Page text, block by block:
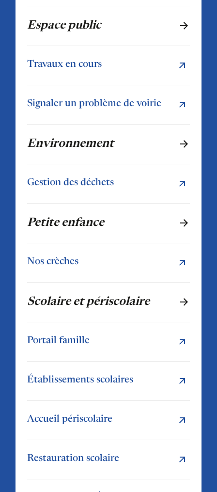
Espace public
Travaux en cours
Signaler un problème de voirie
Environnement
Gestion des déchets
Petite enfance
Nos crèches
Scolaire et périscolaire
Portail famille
Établissements scolaires
Accueil périscolaire
Restauration scolaire